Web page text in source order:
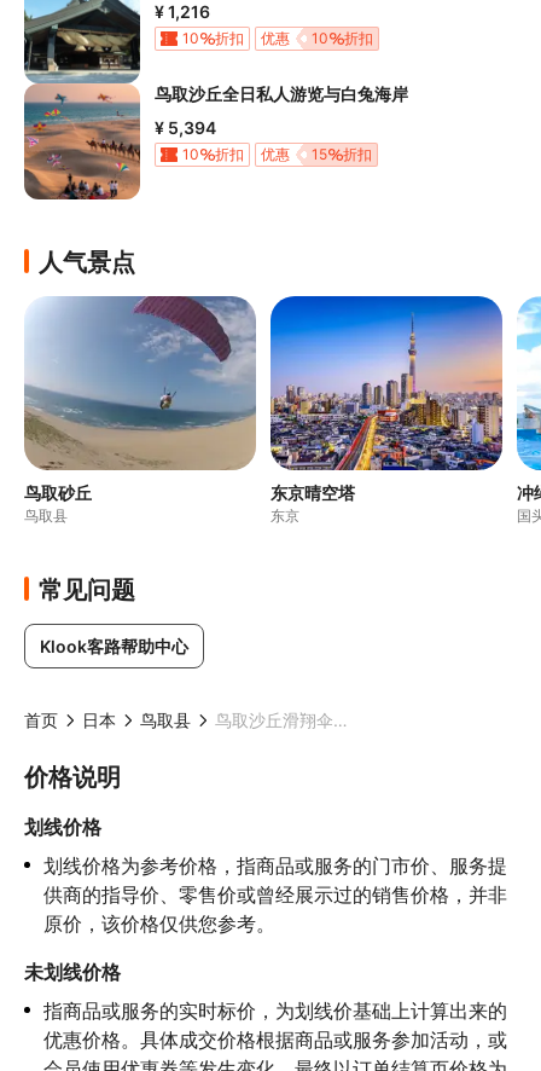
¥ 1,216
10 折扣 10 折扣
优惠
鸟取沙丘全日私人游览与白兔海岸
¥ 5,394
10 折扣 15 折扣
优惠
人气景点
鸟取砂丘
鸟取县
东京晴空塔
东京
冲
国
常见问题
Klook客路帮助中心
首页 日本 鸟取县 鸟取沙丘滑翔伞体验
价格说明
划线价格
划线价格为参考价格，指商品或服务的门市价、服务提
供商的指导价、零售价或曾经展示过的销售价格，并非
原价，该价格仅供您参考。
未划线价格
指商品或服务的实时标价，为划线价基础上计算出来的
优惠价格。具体成交价格根据商品或服务参加活动，或